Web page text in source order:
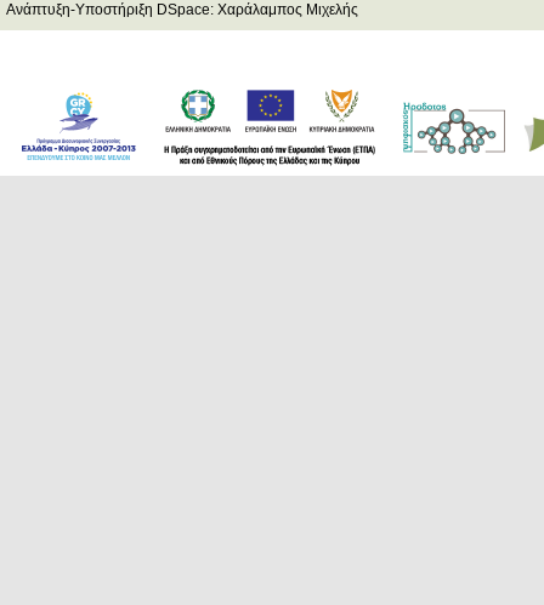
Ανάπτυξη-Υποστήριξη DSpace: Χαράλαμπος Μιχελής